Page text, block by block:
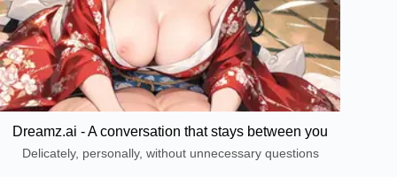
Dreamz.ai - A conversation that stays between you
Delicately, personally, without unnecessary questions